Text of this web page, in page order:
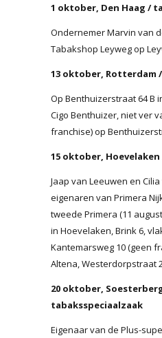
1 oktober, Den Haag /
Ondernemer Marvin van
Tabakshop Leyweg op
13 oktober, Rotterdam
Op Benthuizerstraat 64 B
Cigo Benthuizer, niet ver
franchise) op
15 oktober, Hoevelaken
Jaap van Leeuwen en
eigenaren van Primera
tweede Primera (11
in Hoevelaken, Brink 6,
Kantemarsweg 10 (geen
Altena, Westerdorpstraat
20 oktober,
tabaksspeciaalzaak
Eigenaar van de Plus-